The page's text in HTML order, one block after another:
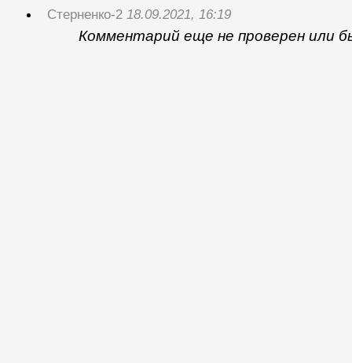
Стерненко-2 18.09.2021, 16:19
Комментарий еще не проверен или